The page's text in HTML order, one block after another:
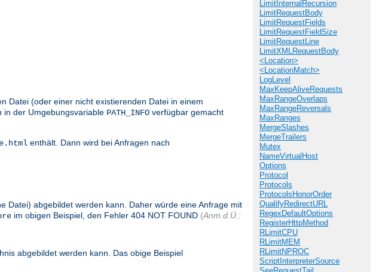
LimitInternalRecursion
LimitRequestBody
LimitRequestFields
LimitRequestFieldSize
LimitRequestLine
LimitXMLRequestBody
<Location>
<LocationMatch>
LogLevel
MaxKeepAliveRequests
MaxRangeOverlaps
MaxRangeReversals
MaxRanges
MergeSlashes
MergeTrailers
Mutex
NameVirtualHost
Options
Protocol
Protocols
ProtocolsHonorOrder
QualifyRedirectURL
RegexDefaultOptions
RegisterHttpMethod
RLimitCPU
RLimitMEM
RLimitNPROC
ScriptInterpreterSource
Datei (oder einer nicht existierenden Datei in einem
in der Umgebungsvariable PATH_INFO verfügbar gemacht
enthält. Dann wird bei Anfragen nach
Datei) abgebildet werden kann. Daher würde eine Anfrage mit
im obigen Beispiel, den Fehler 404 NOT FOUND (Anm.d.Ü.:
abgebildet werden kann. Das obige Beispiel